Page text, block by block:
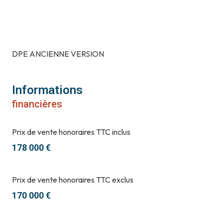
DPE ANCIENNE VERSION
Informations
financières
Prix de vente honoraires TTC inclus
178 000 €
Prix de vente honoraires TTC exclus
170 000 €